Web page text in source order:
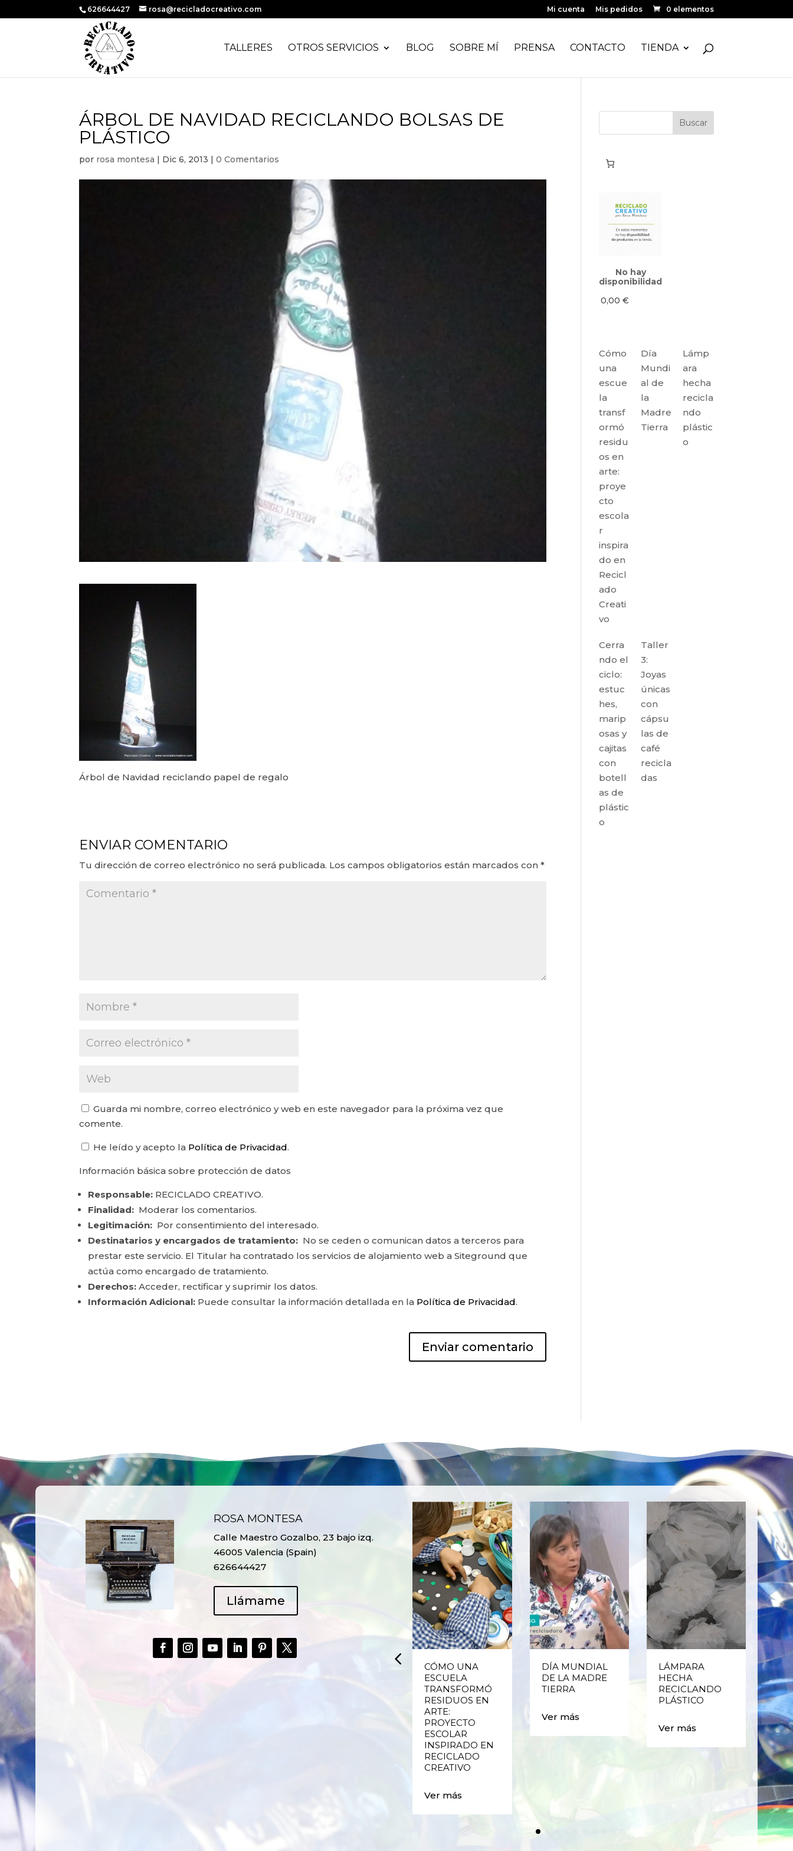
626644427 rosa@recicladocreativo.com Mi cuenta Mis pedidos 0 elementos
TALLERES OTROS SERVICIOS BLOG SOBRE MÍ PRENSA CONTACTO TIENDA
ÁRBOL DE NAVIDAD RECICLANDO BOLSAS DE
PLÁSTICO
por rosa montesa | Dic 6, 2013 |0 Comentarios
Árbol de Navidad reciclando papel de regalo
ENVIAR COMENTARIO
Tu dirección de correo electrónico no será publicada. Los campos obligatorios están marcados con*
Guarda mi nombre, correo electrónico y web en este navegador para la próxima vez que
comente.
He leído y acepto la Política de Privacidad.
Información básica sobre protección de datos
Responsable: RECICLADO CREATIVO.
Finalidad: Moderar los comentarios.
Legitimación: Por consentimiento del interesado.
Destinatarios y encargados de tratamiento: No se ceden o comunican datos a terceros para
prestar este servicio. El Titular ha contratado los servicios de alojamiento web a Siteground que
actúa como encargado de tratamiento.
Derechos: Acceder, rectificar y suprimir los datos.
Información Adicional: Puede consultar la información detallada en la Política de Privacidad.
No hay
disponibilidad
0,00€
Cómo
una
escue
la
transf
ormó
residu
os en
arte:
proye
cto
escola
r
inspira
do en
Recicl
ado
Creati
vo
Día
Mundi
al de
la
Madre
Tierra
Lámp
ara
hecha
recicla
ndo
plástic
o
Cerra
ndo el
ciclo:
estuc
hes,
marip
osas y
cajitas
con
botell
as de
plástic
o
Taller
3:
Joyas
únicas
con
cápsu
las de
café
recicla
das
ROSA MONTESA
Calle Maestro Gozalbo, 23 bajo izq.
46005 Valencia (Spain)
626644427
Llámame
RECICLADO EN
CÓMO UNA
ESCUELA
TRANSFORMÓ
RESIDUOS EN
ARTE:
PROYECTO
ESCOLAR
INSPIRADO EN
RECICLADO
CREATIVO
Ver más
DÍA MUNDIAL
DE LA MADRE
TIERRA
Ver más
LÁMPARA
HECHA
RECICLANDO
PLÁSTICO
Ver más